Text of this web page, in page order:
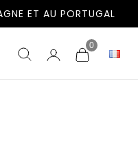
ET AU PORTUGAL
0